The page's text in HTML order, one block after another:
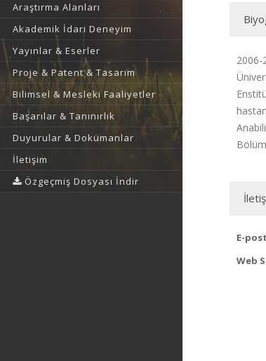
Araştırma Alanları
Akademik İdari Deneyim
Yayınlar & Eserler
Proje & Patent & Tasarım
Bilimsel & Mesleki Faaliyetler
Başarılar & Tanınırlık
Duyurular & Dokümanlar
İletişim
Özgeçmiş Dosyası İndir
2006-
E-
Web